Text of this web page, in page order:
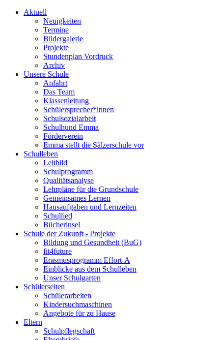
Aktuell
Neuigkeiten
Termine
Bildergalerie
Projekte
Stundenplan Vordruck
Archiv
Unsere Schule
Anfahrt
Das Team
Klassenleitung
Schülersprecher*innen
Schulsozialarbeit
Schulhund Emma
Förderverein
Emma stellt die Sälzerschule vor
Schulleben
Leitbild
Schulprogramm
Qualitätsanalyse
Lehrpläne für die Grundschule
Gemeinsames Lernen
Hausaufgaben und Lernzeiten
Schullied
Bücherinsel
Schule der Zukunft - Projekte
Bildung und Gesundheit (BuG)
fit4future
Erasmusprogramm Effort-A
Einblicke aus dem Schulleben
Unser Schulgarten
Schülerseiten
Schülerarbeiten
Kindersuchmaschinen
Angebote für zu Hause
Eltern
Schulpflegschaft